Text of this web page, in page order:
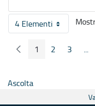
4 ElementiPer pagina
Pagina Precedente
Pagina
1 Pagina
2 Pagina
3 ...
Ascolta